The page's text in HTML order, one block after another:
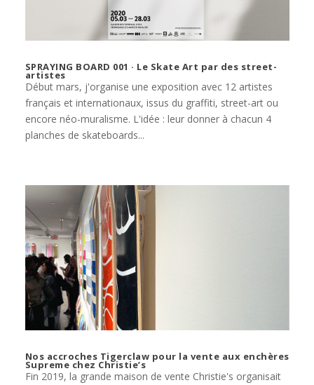
SPRAYING BOARD 001 · Le Skate Art par des street-
artistes
Début mars, j'organise une exposition avec 12 artistes
français et internationaux, issus du graffiti, street-art ou
encore néo-muralisme. L'idée : leur donner à chacun 4
planches de skateboards...
Nos accroches Tigerclaw pour la vente aux enchères
Supreme chez Christie’s
Fin 2019, la grande maison de vente Christie's organisait